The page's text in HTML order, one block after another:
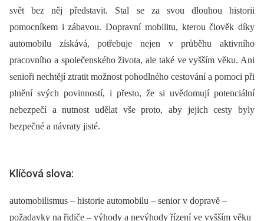
svět bez něj představit. Stal se za svou dlouhou historii
pomocníkem i zábavou. Dopravní mobilitu, kterou člověk díky
automobilu získává, potřebuje nejen v průběhu aktivního
pracovního a společenského života, ale také ve vyšším věku. Ani
senioři nechtějí ztratit možnost pohodlného cestování a pomoci při
plnění svých povinností, i přesto, že si uvědomují potenciální
nebezpečí a nutnost udělat vše proto, aby jejich cesty byly
bezpečné a návraty jisté.
Klíčová slova:
automobilismus – historie automobilu – senior v dopravě –
požadavky na řidiče – výhody a nevýhody řízení ve vyšším věku